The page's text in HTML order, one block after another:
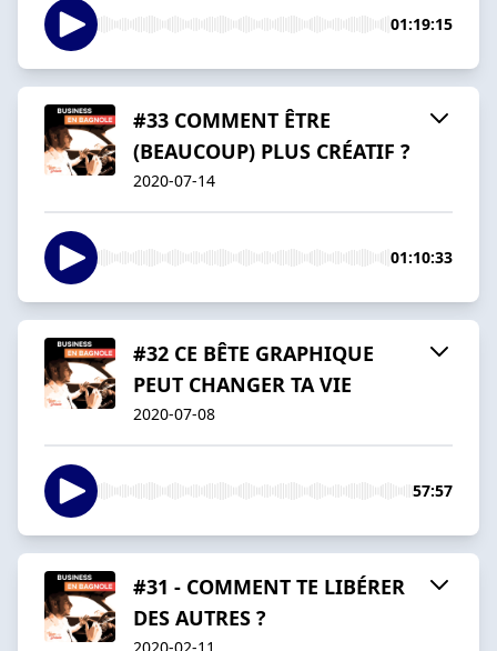
01:19:15
#33 COMMENT ÊTRE
(BEAUCOUP) PLUS CRÉATIF ?
2020-07-14
01:10:33
#32 CE BÊTE GRAPHIQUE
PEUT CHANGER TA VIE
2020-07-08
57:57
#31 - COMMENT TE LIBÉRER
DES AUTRES ?